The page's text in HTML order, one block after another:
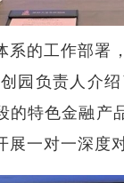
的工作部
园负责人介
特色金融
一对一深度